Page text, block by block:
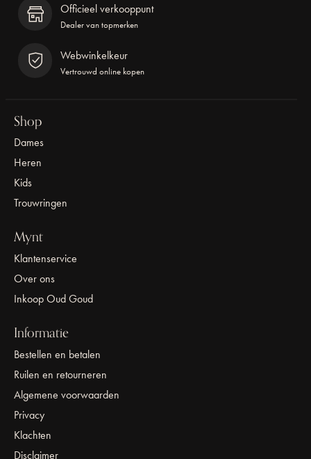
Officieel verkooppunt
Dealer van topmerken
Webwinkelkeur
Vertrouwd online kopen
Shop
Dames
Heren
Kids
Trouwringen
Mynt
Klantenservice
Over ons
Inkoop Oud Goud
Informatie
Bestellen en betalen
Ruilen en retourneren
Algemene voorwaarden
Privacy
Klachten
Disclaimer